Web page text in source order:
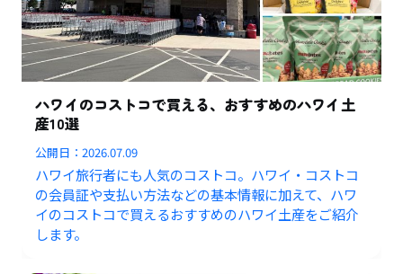
ハワイのコストコで買える、おすすめのハワイ土
産10選
公開日：2026.07.09
ハワイ旅行者にも人気のコストコ。ハワイ・コストコ
の会員証や支払い方法などの基本情報に加えて、ハワ
イのコストコで買えるおすすめのハワイ土産をご紹介
します。